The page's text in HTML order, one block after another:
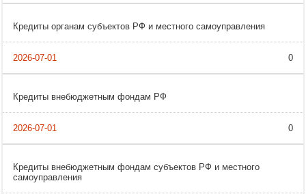
Кредиты органам субъектов РФ и местного самоуправления
0
Кредиты внебюджетным фондам РФ
0
Кредиты внебюджетным фондам субъектов РФ и местного
самоуправления